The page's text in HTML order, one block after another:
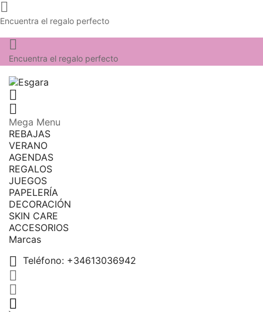

Encuentra el regalo perfecto

Encuentra el regalo perfecto


Mega Menu
REBAJAS
VERANO
AGENDAS
REGALOS
JUEGOS
PAPELERÍA
DECORACIÓN
SKIN CARE
ACCESORIOS
Marcas
 Teléfono: +34613036942


